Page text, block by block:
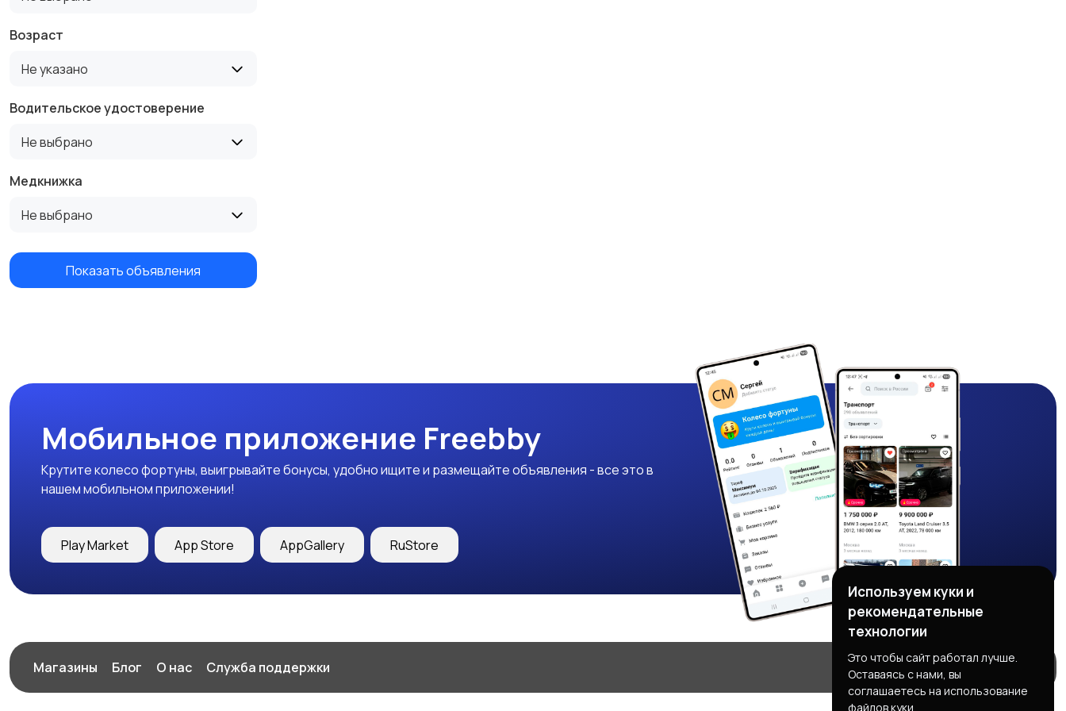
Возраст
Не указано
Водительское удостоверение
Не выбрано
Медкнижка
Не выбрано
Показать объявления
Мобильное приложение Freebby
Крутите колесо фортуны, выигрывайте бонусы, удобно ищите и размещайте объявления - все это в
нашем мобильном приложении!
Play Market App Store AppGallery RuStore
Магазины Блог О нас Служба поддержки
Используем куки и
рекомендательные
технологии
Это чтобы сайт работал лучше.
Оставаясь с нами, вы
соглашаетесь на использование
файлов куки.